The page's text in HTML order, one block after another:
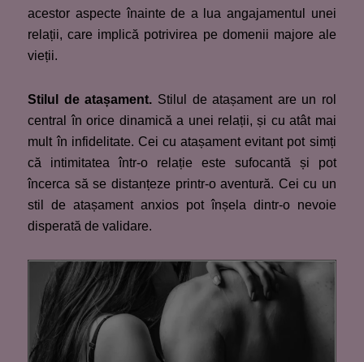
acestor aspecte înainte de a lua angajamentul unei
relații, care implică potrivirea pe domenii majore ale
vieții.
Stilul de atașament. Stilul de atașament are un rol
central în orice dinamică a unei relații, și cu atât mai
mult în infidelitate. Cei cu atașament evitant pot simți
că intimitatea într-o relație este sufocantă și pot
încerca să se distanțeze printr-o aventură. Cei cu un
stil de atașament anxios pot înșela dintr-o nevoie
disperată de validare.